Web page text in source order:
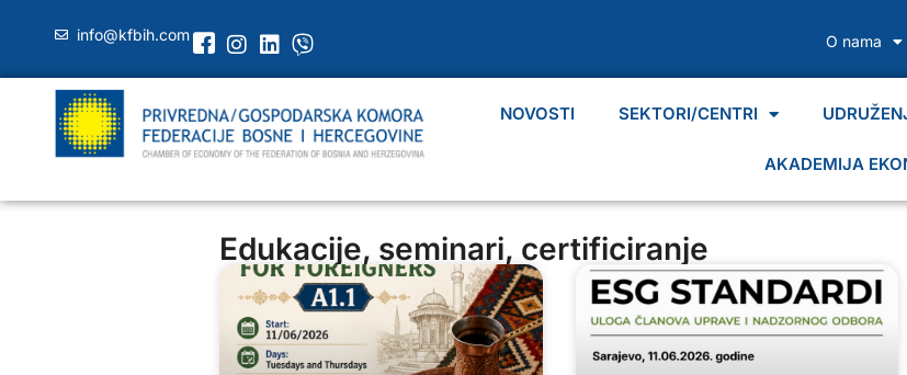
info@kfbih.com O nama
NOVOSTI SEKTORI/CENTRI
AKADEMIJA
Edukacije, seminari, certificiranje